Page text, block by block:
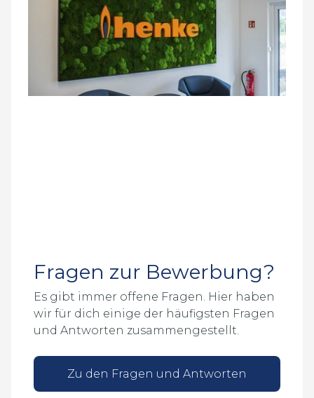
Fragen zur Bewerbung?
Es gibt immer offene Fragen. Hier haben
wir für dich einige der häufigsten Fragen
und Antworten zusammengestellt.
Zu den Fragen und Antworten